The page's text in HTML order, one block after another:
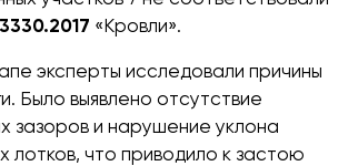
«Кровли».
эксперты исследовали причины
Было выявлено отсутствие
зазоров и нарушение уклона
лотков, что приводило к застою